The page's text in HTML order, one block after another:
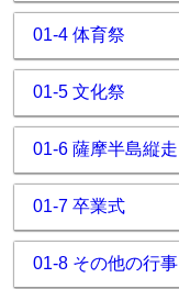
01-4 体育祭
01-5 文化祭
01-6 薩摩半島縦走
01-7 卒業式
01-8 その他の行事